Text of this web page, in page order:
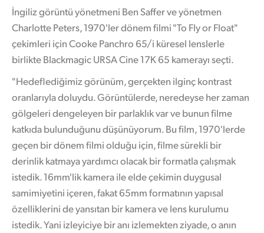
Poland
Singapore
South Africa
Spain
Sweden
Chinese Taipei
Turkey
İngiliz görüntü yönetmeni Ben Saffer ve yönetmen
Charlotte Peters, 1970'ler dönem filmi "To Fly or Float"
çekimleri için Cooke Panchro 65/i küresel lenslerle
birlikte Blackmagic URSA Cine 17K 65 kamerayı seçti.
"Hedeflediğimiz görünüm, gerçekten ilginç kontrast
oranlarıyla doluydu. Görüntülerde, neredeyse her zaman
gölgeleri dengeleyen bir parlaklık var ve bunun filme
katkıda bulunduğunu düşünüyorum. Bu film, 1970'lerde
geçen bir dönem filmi olduğu için, filme sürekli bir
derinlik katmaya yardımcı olacak bir formatla çalışmak
istedik. 16mm'lik kamera ile elde çekimin duygusal
samimiyetini içeren, fakat 65mm formatının yapısal
özelliklerini de yansıtan bir kamera ve lens kurulumu
istedik. Yani izleyiciye bir anı izlemekten ziyade, o anın